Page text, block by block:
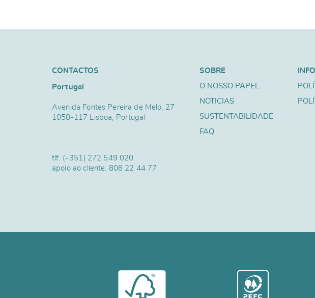
CONTACTOS
Portugal
Avenida Fontes Pereira de Melo, 27
1050-117 Lisboa, Portugal
tlf. (+351) 272 549 020
apoio ao cliente. 808 22 44 77
SOBRE
O NOSSO PAPEL
NOTICIAS
SUSTENTABILIDADE
FAQ